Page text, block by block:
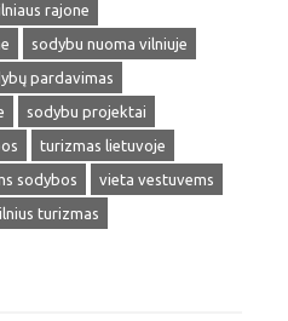
rajone
sodybu nuoma vilniuje
pardavimas
sodybu projektai
turizmas lietuvoje
sodybos
vieta vestuvems
turizmas